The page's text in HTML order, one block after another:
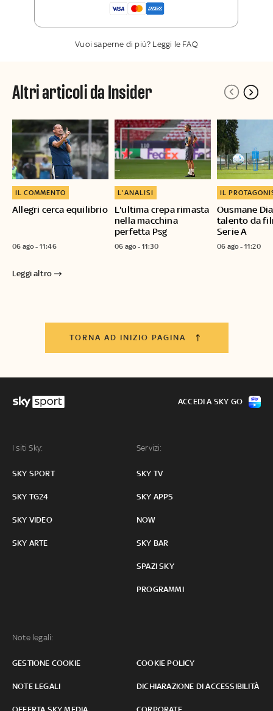
La newsletter esclusiva di Sky Sport
Vuoi saperne di più? Leggi le FAQ
Altri articoli da Insider
Allegri cerca equilibrio
IL COMMENTO
06 ago - 11:46
L'ultima crepa rimasta
nella macchina
perfetta Psg
L'ANALISI
06 ago - 11:30
Ousmane
talento da
Serie A
IL
06 ago - 11:20
Leggi altro
TORNA AD INIZIO PAGINA
I siti Sky:
SKY SPORT
SKY TG24
SKY VIDEO
SKY ARTE
Servizi:
SKY TV
SKY APPS
NOW
SKY BAR
SPAZI SKY
PROGRAMMI
Note legali:
GESTIONE COOKIE COOKIE POLICY
NOTE LEGALI DICHIARAZIONE DI ACCESSIBILITÀ
ACCEDI A SKY GO